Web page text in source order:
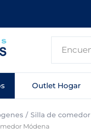
Outlet Hogar
Silla de comedor
Módena